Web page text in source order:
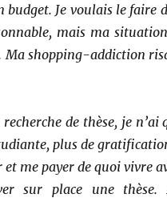
Je voulais le faire
mais ma
Ma shopping-addiction
de thèse, je n’ai
plus de
me payer de quoi vivre
sur place une